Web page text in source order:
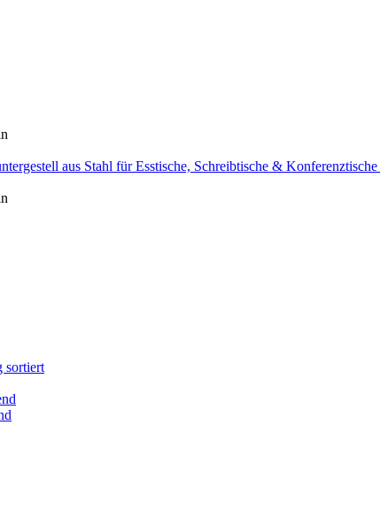
aus Stahl für Esstische, Schreibtische & Konferenztische
sortiert